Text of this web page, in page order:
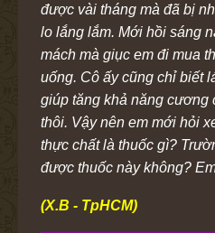
được vài tháng mà đã bị
lo lắng lắm. Mới hồi sáng
mách mà giục em đi mua
uống. Cô ấy cũng chỉ biết
giúp tăng khả năng cương
thôi. Vậy nên em mới hỏi
thực chất là thuốc gì?
được thuốc này không?
(X.B - TpHCM)